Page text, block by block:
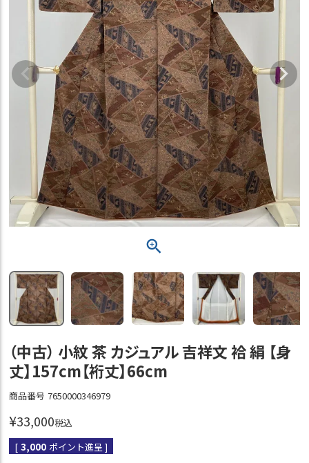
（中古） 小紋 茶 カジュアル 吉祥文 袷 絹 【身
丈】157cm【裄丈】66cm
商品番号 7650000346979
¥33,000税込
[ 3,000 ポイント進呈 ]